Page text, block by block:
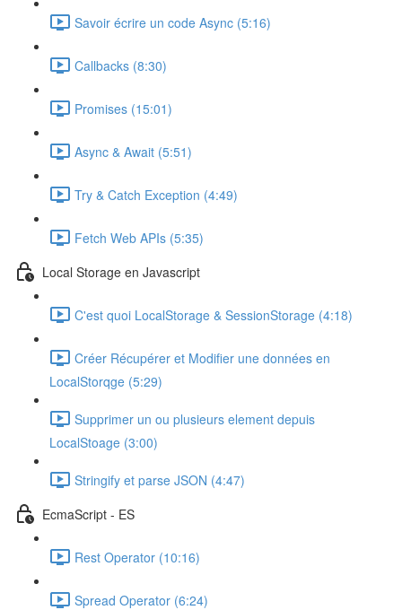
Savoir écrire un code Async (5:16)
Callbacks (8:30)
Promises (15:01)
Async & Await (5:51)
Try & Catch Exception (4:49)
Fetch Web APIs (5:35)
Local Storage en Javascript
C'est quoi LocalStorage & SessionStorage (4:18)
Créer Récupérer et Modifier une données en
LocalStorqge (5:29)
Supprimer un ou plusieurs element depuis
LocalStoage (3:00)
Stringify et parse JSON (4:47)
EcmaScript - ES
Rest Operator (10:16)
Spread Operator (6:24)